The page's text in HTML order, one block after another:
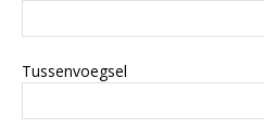
Tussenvoegsel